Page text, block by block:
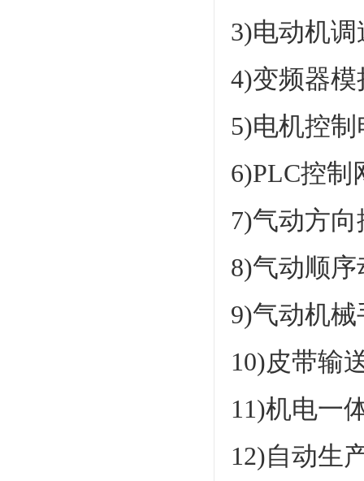
3)电动机
4)变频器
5)电机控
6)PLC控制
7)气动方
8)气动顺
9)气动机
10)皮带输
11)机电一
12)自动生